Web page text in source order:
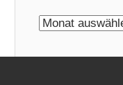
monatliches